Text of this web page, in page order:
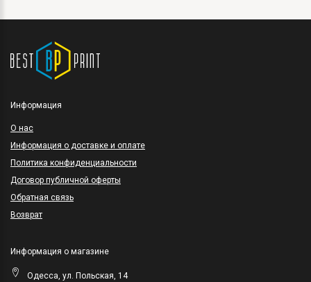
Информация
O нас
Информация о доставке и оплате
Политика конфиденциальности
Договор публичной оферты
Обратная связь
Возврат
Информация о магазине
Одесса, ул. Польская, 14